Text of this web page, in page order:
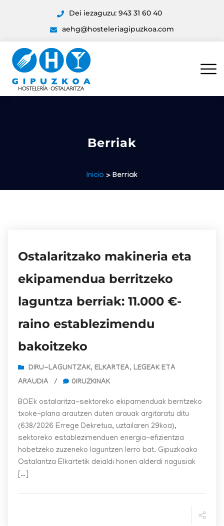
Dei iezaguzu: 943 31 60 40
aehg@hosteleriagipuzkoa.com
Berriak
Inicio > Berriak
Ostalaritzako makineria eta
ekipamendua berritzeko
laguntza berriak: 11.000 €-
raino establezimendu
bakoitzeko
DIRU-LAGUNTZAK, ELKARTEA, LEGEAK ETA
ARAUDIA / 0IRUZKINAK
BOEk ostalaritza-sektoreko ekipamenduak berritzeko
txoke-plana arautzen duten arauak argitaratu ditu
(638/2026 Errege Dekretua, uztailaren 29koa),
sektoreko establezimenduen energia-efizientzia
hobetzeko zuzeneko laguntzen lerro bat. Gipuzkoako
Ostalaritza Elkartetik deialdi honen alderdi nagusiak
[…]